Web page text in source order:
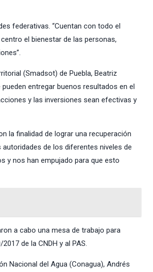
federativas. “Cuentan con todo el
el bienestar de las personas,
(Smadsot) de Puebla, Beatriz
entregar buenos resultados en el
y las inversiones sean efectivas y
la finalidad de lograr una recuperación
de los diferentes niveles de
y nos han empujado para que esto
a cabo una mesa de trabajo para
de la CNDH y al PAS.
Nacional del Agua (Conagua), Andrés